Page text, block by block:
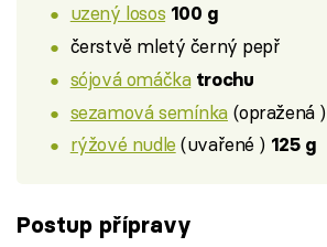
uzený losos 100 g
čerstvě mletý černý pepř
sójová omáčka trochu
sezamová semínka (opražená )
rýžové nudle (uvařené ) 125 g
Postup přípravy